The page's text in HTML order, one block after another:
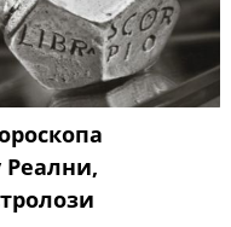
Реални,